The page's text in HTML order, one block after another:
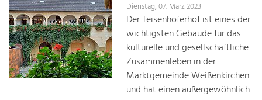
Dienstag, 07. März 2023
Der Teisenhoferhof ist eines der
wichtigsten Gebäude für das
kulturelle und gesellschaftliche
Zusammenleben in der
Marktgemeinde Weißenkirchen
und hat einen außergewöhnlich